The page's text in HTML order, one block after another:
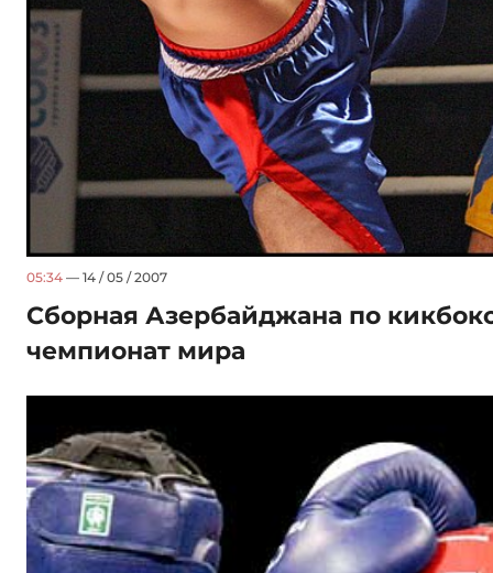
05:34 — 14 / 05 / 2007
Сборная Азербайджана по
чемпионат мира